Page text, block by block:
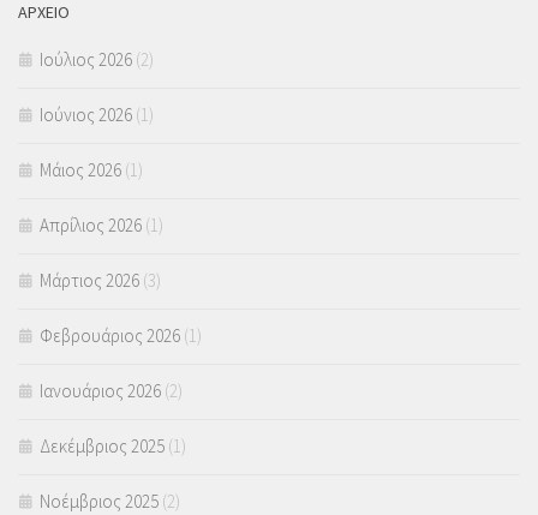
ΑΡΧΕΙΟ
Ιούλιος 2026 (2)
Ιούνιος 2026 (1)
Μάιος 2026 (1)
Απρίλιος 2026 (1)
Μάρτιος 2026 (3)
Φεβρουάριος 2026 (1)
Ιανουάριος 2026 (2)
Δεκέμβριος 2025 (1)
Νοέμβριος 2025 (2)